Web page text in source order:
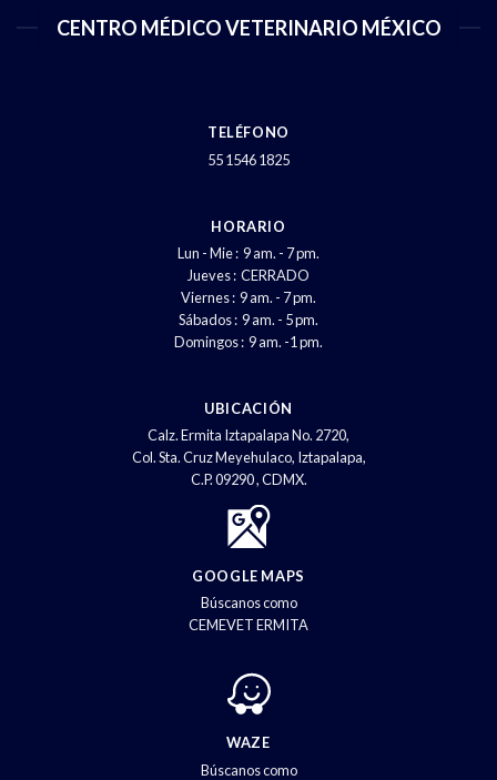
CENTRO MÉDICO VETERINARIO MÉXICO
TELÉFONO
55 1546 1825
HORARIO
Lun - Mie : 9 am. - 7 pm.
Jueves : CERRADO
Viernes : 9 am. - 7 pm.
Sábados : 9 am. - 5 pm.
Domingos : 9 am. -1 pm.
UBICACIÓN
Calz. Ermita Iztapalapa No. 2720,
Col. Sta. Cruz Meyehulaco, Iztapalapa,
C.P. 09290 , CDMX.
GOOGLE MAPS
Búscanos como
CEMEVET ERMITA
WAZE
Búscanos como